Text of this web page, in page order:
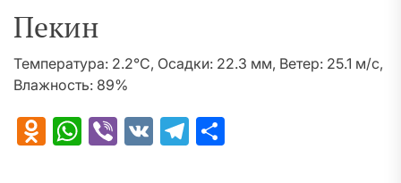
Пекин
Температура: 2.2°C, Осадки: 22.3 мм, Ветер: 25.1 м/с,
Влажность: 89%
Odnoklassniki
WhatsApp
Viber
VK Telegram